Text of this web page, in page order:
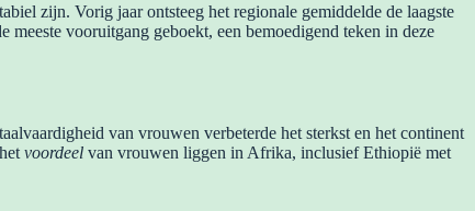
zijn. Vorig jaar ontsteeg het regionale gemiddelde de laagste
vooruitgang geboekt, een bemoedigend teken in deze
van vrouwen verbeterde het sterkst en het continent
voordeel van vrouwen liggen in Afrika, inclusief Ethiopië met